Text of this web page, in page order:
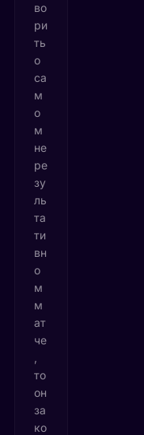
во
ри
ть
о
са
м
о
м
не
ре
зу
ль
та
ти
вн
о
м
м
ат
че
то
он
за
ко